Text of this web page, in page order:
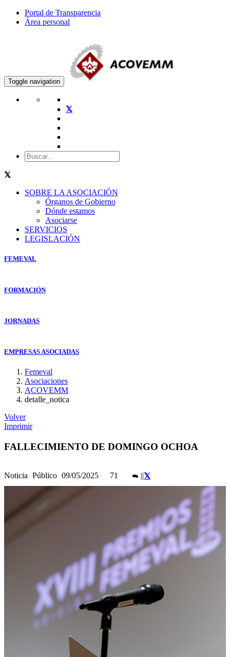
Portal de Transparencia
Área personal
Toggle navigation
SOBRE LA ASOCIACIÓN
Órganos de Gobierno
Dónde estamos
Asociarse
SERVICIOS
LEGISLACIÓN
FEMEVAL
FORMACIÓN
JORNADAS
EMPRESAS ASOCIADAS
Femeval
Asociaciones
ACOVEMM
detalle_notica
Volver
Imprimir
FALLECIMIENTO DE DOMINGO OCHOA
Noticia Público 09/05/2025 71